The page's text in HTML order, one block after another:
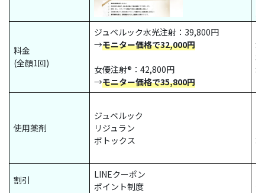
料金
(全顔1回)
ジュベルック水光注射：39,800円
→モニター価格で32,000円
女優注射®：42,800円
→モニター価格で35,800円
使用薬剤
ジュベルック
リジュラン
ボトックス
割引
LINEクーポン
ポイント制度